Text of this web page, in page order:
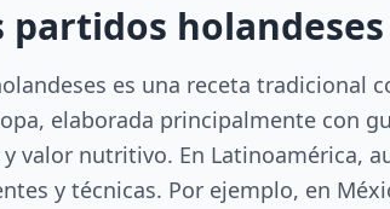
partidos holandeses
es una receta tradicional
elaborada principalmente
valor nutritivo. En Latinoamérica,
y técnicas. Por ejemplo, en